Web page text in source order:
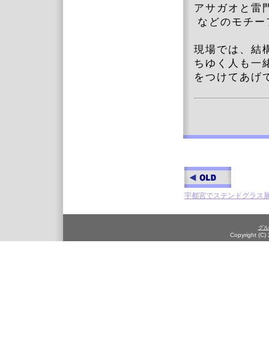
アサガオと雷
などのモチ
現場では、結
ちゆく人も一
をつけてあ
宇都宮でステンドグラス
グ
Copyright (C)